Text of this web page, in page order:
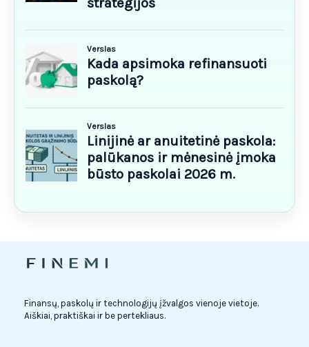
Finansų, paskolų ir technologijų įžvalgos vienoje vietoje.
Aiškiai, praktiškai ir be pertekliaus.